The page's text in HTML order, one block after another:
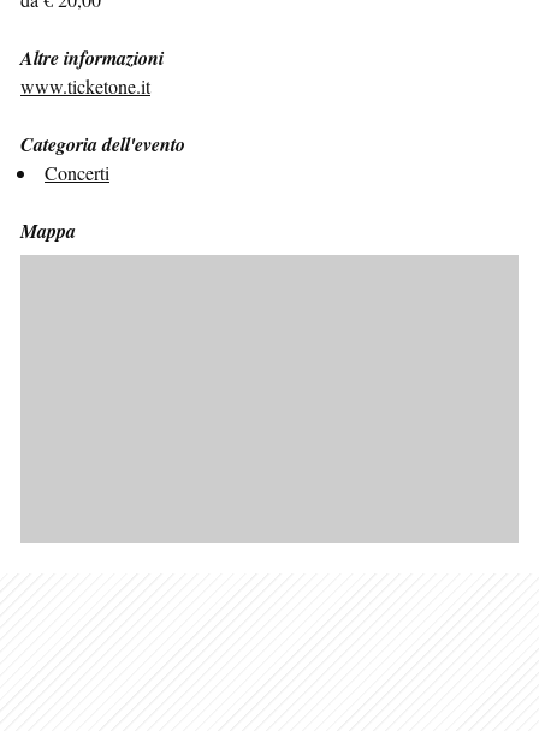
Altre informazioni
www.ticketone.it
Categoria dell'evento
Concerti
Mappa